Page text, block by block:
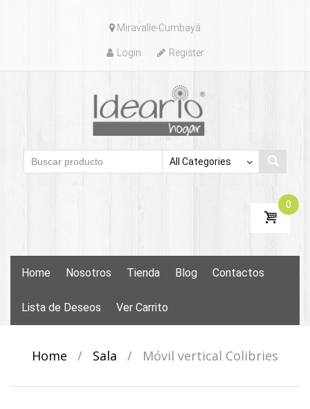
to
Miravalle-Cumbayá
Login Register
0
Home Nosotros Tienda Blog Contactos
Lista de Deseos Ver Carrito
Home / Sala / Móvil vertical Colibries